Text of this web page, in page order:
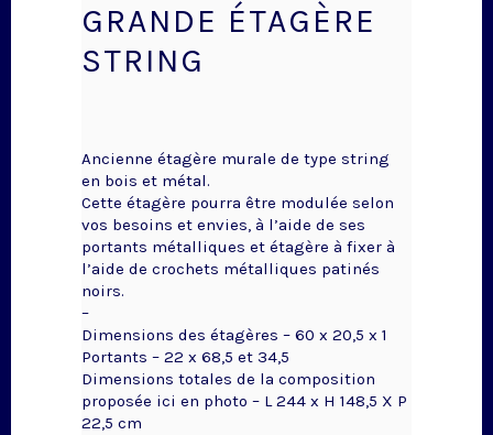
GRANDE ÉTAGÈRE
STRING
Ancienne étagère murale de type string
en bois et métal.
Cette étagère pourra être modulée selon
vos besoins et envies, à l’aide de ses
portants métalliques et étagère à fixer à
l’aide de crochets métalliques patinés
noirs.
–
Dimensions des étagères – 60 x 20,5 x 1
Portants – 22 x 68,5 et 34,5
Dimensions totales de la composition
proposée ici en photo – L 244 x H 148,5 X P
22,5 cm